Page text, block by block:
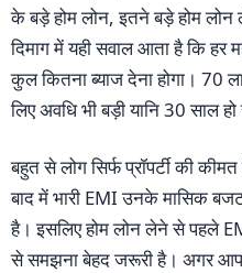
के बड़े होम लोन, इतने बड़े होम
दिमाग में यही सवाल आता है कि हर
कुल कितना ब्याज देना होगा। 70
लिए अवधि भी बड़ी यानि 30 साल
बहुत से लोग सिर्फ प्रॉपर्टी की
बाद में भारी EMI उनके मासिक
है। इसलिए होम लोन लेने से पहले
से समझना बेहद जरूरी है। अगर